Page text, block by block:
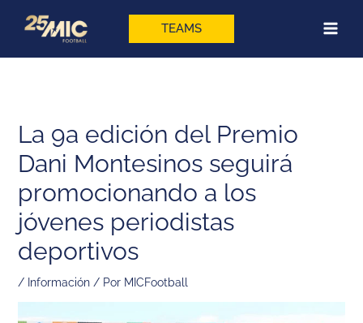
TEAMS
La 9a edición del Premio
Dani Montesinos seguirá
promocionando a los
jóvenes periodistas
deportivos
/ Información/ Por MICFootball